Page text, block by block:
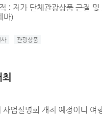
: 저가 단체관광상품 근
마)
사 관광상품
업설명회 개최 예정이니